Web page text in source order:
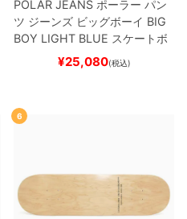
POLAR JEANS ポーラー パン
ツ ジーンズ ビッグボーイ BIG
BOY LIGHT BLUE スケートボ
ード スケボー
¥25,080(税込)
6